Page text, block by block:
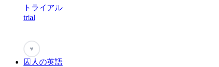
トライアル
trial
♥
囚人の英語